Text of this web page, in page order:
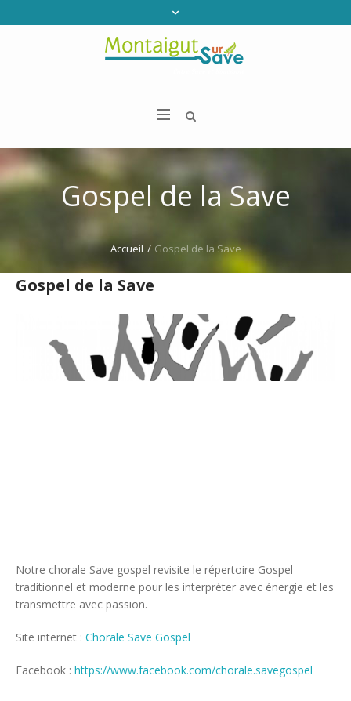
Gospel de la Save
Accueil / Gospel de la Save
Gospel de la Save
Notre chorale Save gospel revisite le répertoire Gospel
traditionnel et moderne pour les interpréter avec énergie et les
transmettre avec passion.
Site internet : Chorale Save Gospel
Facebook : https://www.facebook.com/chorale.savegospel